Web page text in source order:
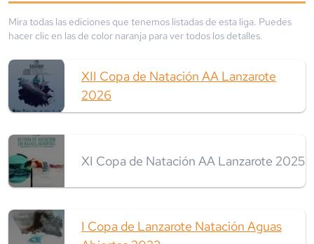
Mira todas las ediciones que tenemos listadas de esta liga. Puedes
hacer clic en las de color naranja para ver todos los detalles.
XII Copa de Natación AA Lanzarote
2026
XI Copa de Natación AA Lanzarote 2025
I Copa de Lanzarote Natación Aguas